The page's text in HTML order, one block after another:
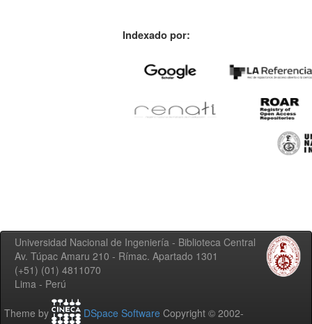
Indexado por:
Universidad Nacional de Ingeniería - Biblioteca Central
Av. Túpac Amaru 210 - Rímac. Apartado 1301
(+51) (01) 4811070
Lima - Perú
Theme by DSpace Software Copyright © 2002-